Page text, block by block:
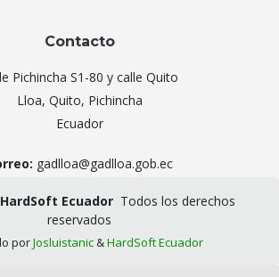
Contacto
Pichincha S1-80 y calle Quito
Lloa, Quito, Pichincha
Ecuador
gadlloa@gadlloa.gob.ec
HardSoft Ecuador Todos los derechos
reservados
porJosluistanic&HardSoft Ecuador